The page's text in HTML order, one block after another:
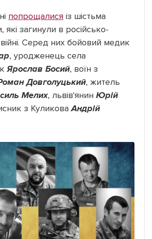
попрощалися із шістьма
які загинули в російсько-
війні. Серед них бойовий медик
, уродженець села
Ярослав Босий, воїн з
Довголуцький, житель
Мелих, львів'янин Юрій
з КуликоваАндрій